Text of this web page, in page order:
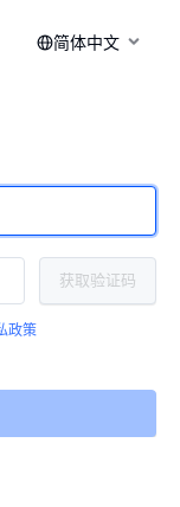
简体中文
获取验证码
政策